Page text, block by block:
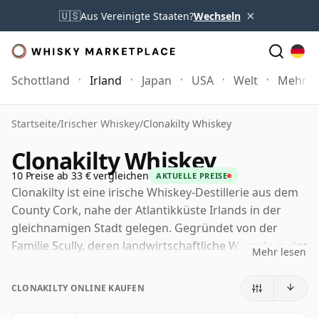
🇺🇸Aus Vereinigte Staaten?Wechseln ×
Schottland Irland Japan USA Welt Mehr
Startseite/Irischer Whiskey/Clonakilty Whiskey
Clonakilty Whiskey
10 Preise ab 33 € vergleichen AKTUELLE PREISE
Clonakilty ist eine irische Whiskey-Destillerie aus dem
County Cork, nahe der Atlantikküste Irlands in der
gleichnamigen Stadt gelegen. Gegründet von der
Familie Scully, deren landwirtschaftliche Wurzeln in der
Teil der modernen Wiederbelebung des irischen
Mehr lesen
CLONAKILTY ONLINE KAUFEN